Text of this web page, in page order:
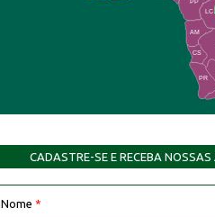
LC
AM
CS
PR
CADASTRE-SE E RECEBA
Nome *